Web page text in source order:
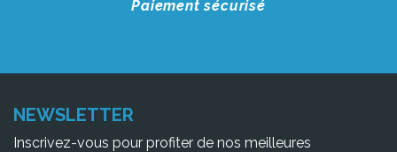
Paiement sécurisé
NEWSLETTER
Inscrivez-vous pour profiter de nos meilleures